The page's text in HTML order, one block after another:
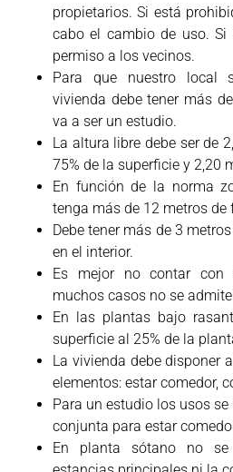
propietarios. Si está
cabo el cambio de uso. Si
permiso a los vecinos.
Para que nuestro local
vivienda debe tener más
va a ser un estudio.
La altura libre debe ser de
75% de la superficie y 2,20
En función de la norma
tenga más de 12 metros de
Debe tener más de 3
en el interior.
Es mejor no contar con
muchos casos no se
En las plantas bajo
superficie al 25% de la
La vivienda debe disponer
elementos: estar comedor,
Para un estudio los usos
conjunta para estar
En planta sótano no